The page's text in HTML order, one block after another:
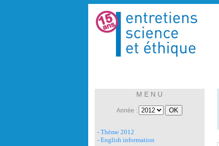
M E N U
Année :
- Thème 2012
- English information